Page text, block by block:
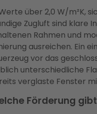
über 2,0 W/m²K,
Zugluft sind klare
Rahmen und
ausreichen. Ein
vor das
unterschiedliche
verglaste Fenster
Förderung